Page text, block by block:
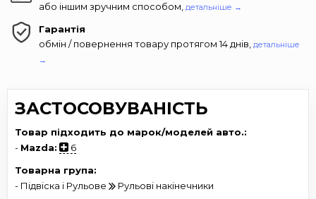
або іншим зручним способом, детальніше →
Гарантія
обмін / повернення товару протягом 14 днів, детальніше
→
ЗАСТОСОВУВАНІСТЬ
Товар підходить до марок/моделей авто.:
- Mazda:
6
Товарна група:
- Підвіска і Рульове
Рульові накінечники